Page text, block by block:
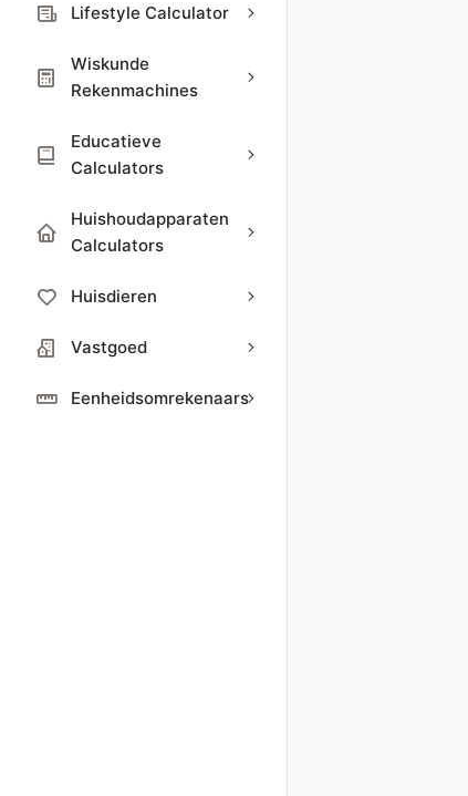
Lifestyle Calculator
Wiskunde
Rekenmachines
Educatieve
Calculators
Huishoudapparaten
Calculators
Huisdieren
Vastgoed
Eenheidsomrekenaars